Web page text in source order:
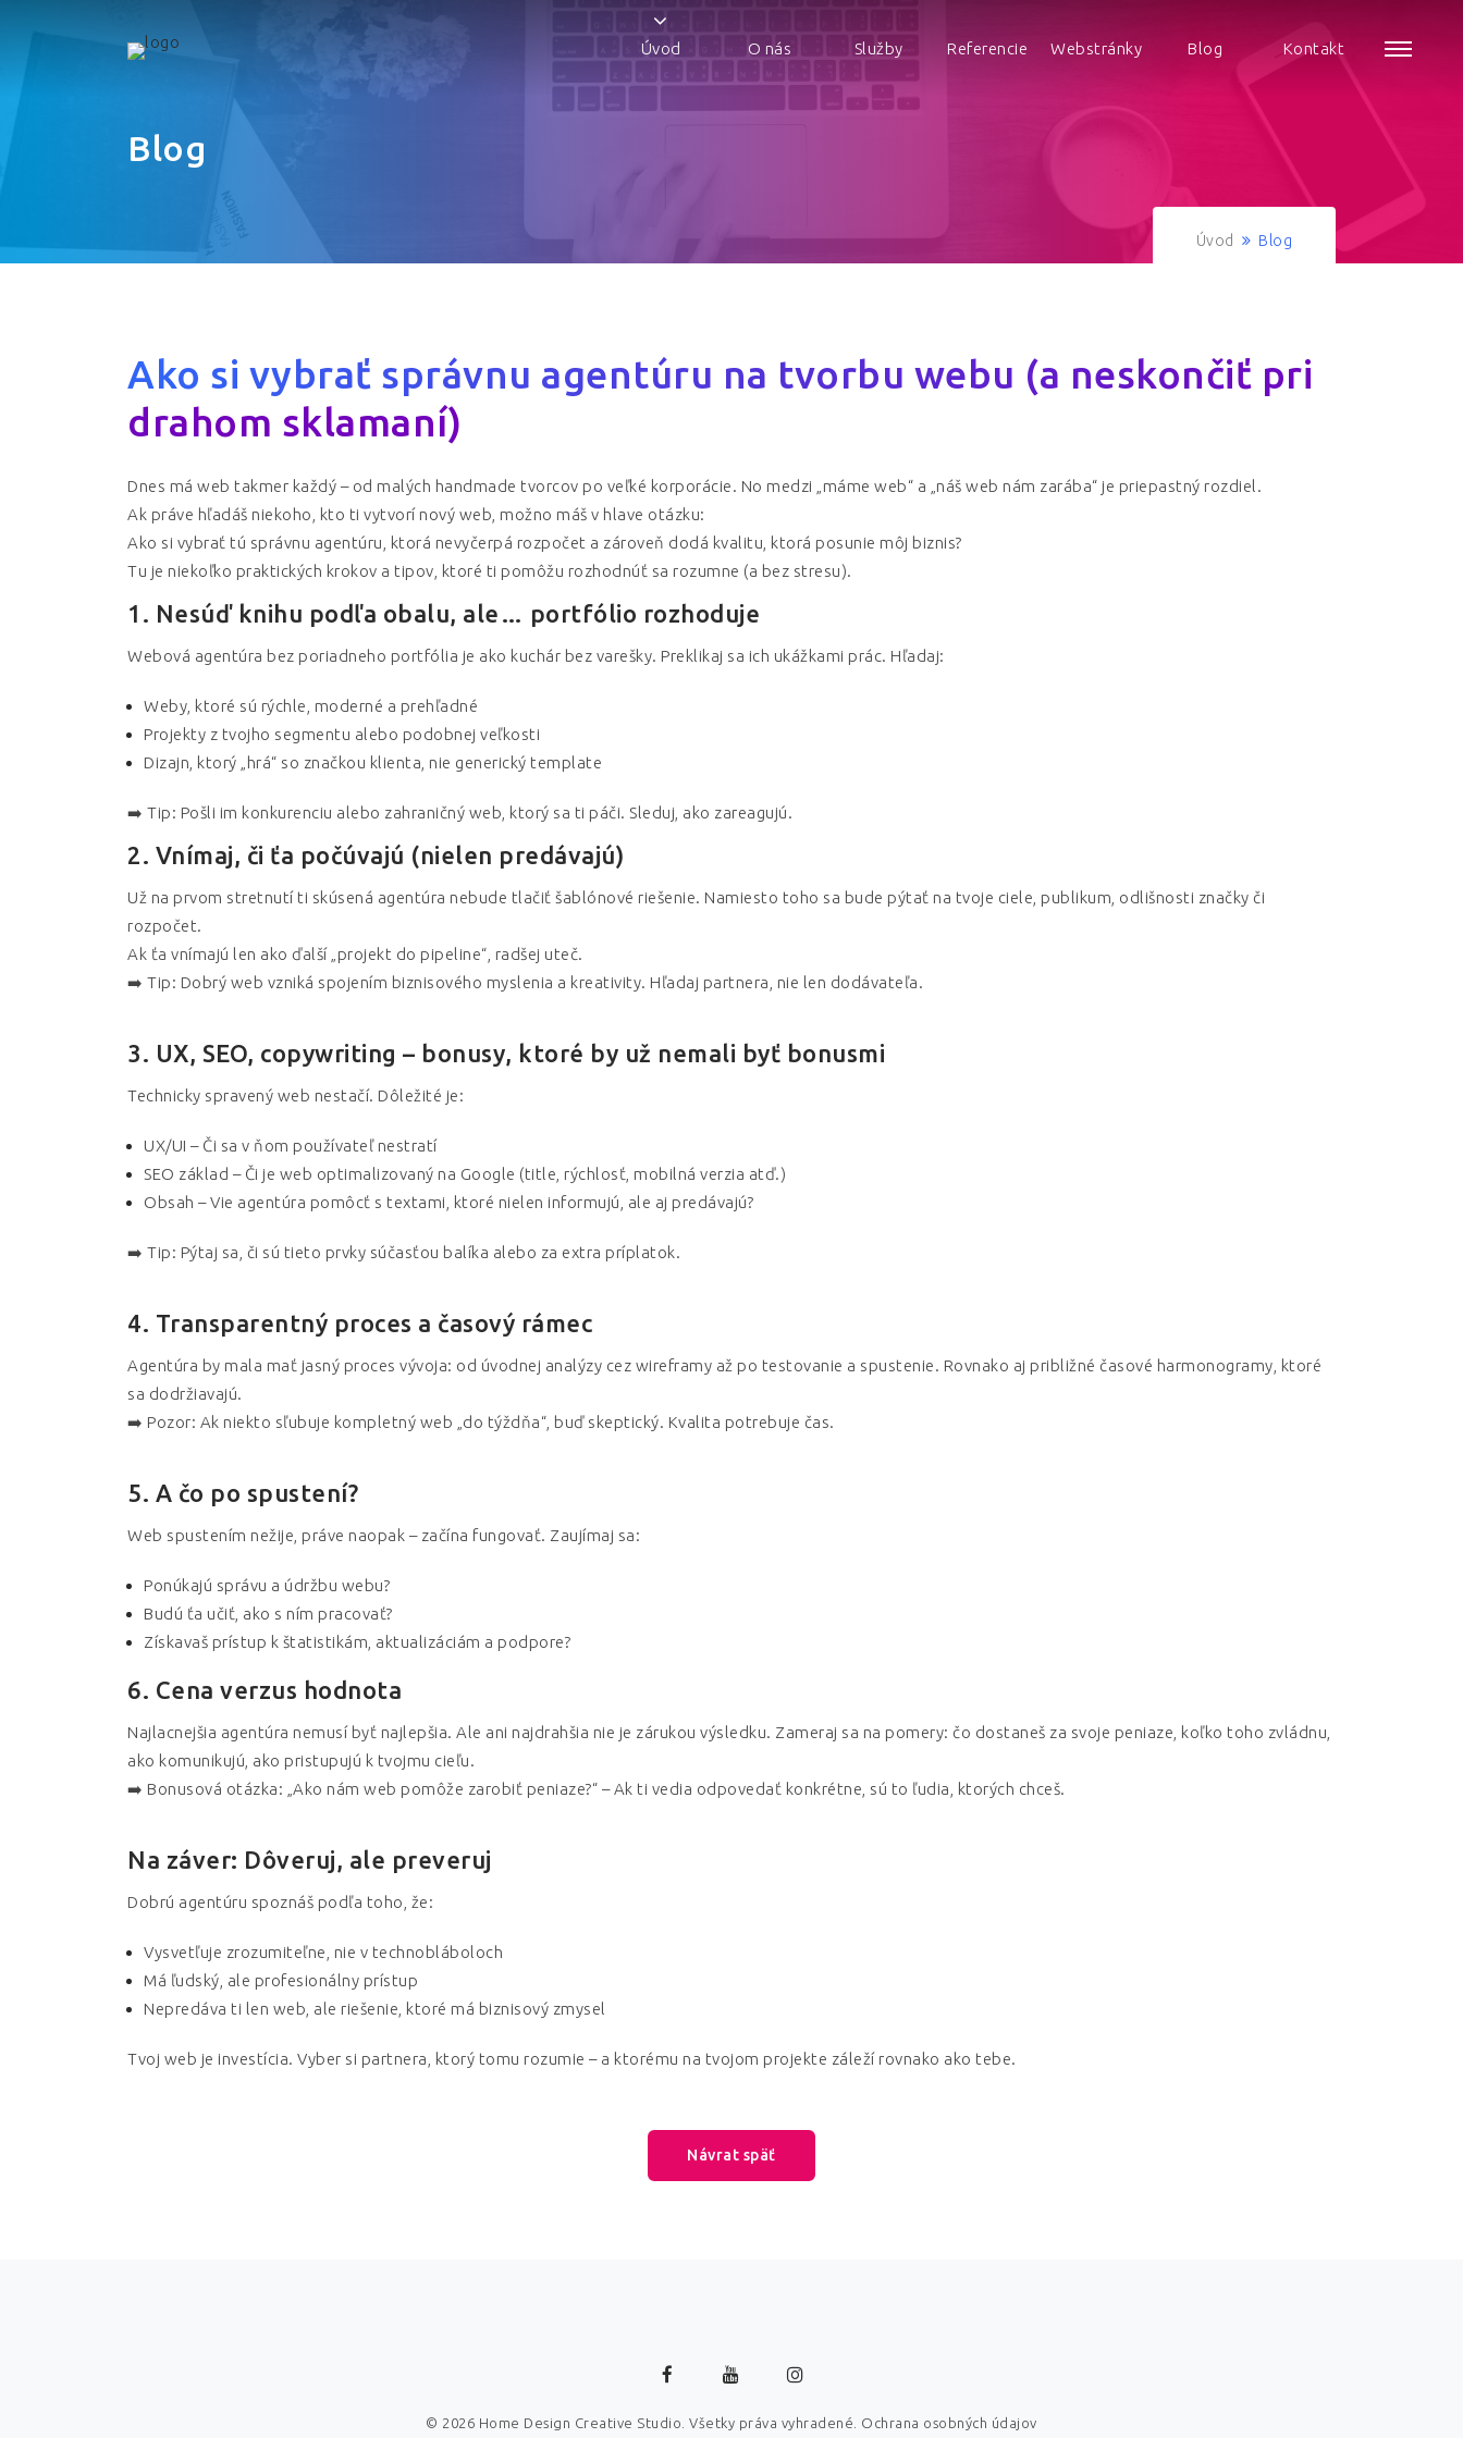
Úvod O nás Služby Referencie Webstránky Blog Kontakt
Blog
Úvod Blog
Ako si vybrať správnu agentúru na tvorbu webu (a neskončiť pri
drahom sklamaní)
Dnes má web takmer každý – od malých handmade tvorcov po veľké korporácie. No medzi „máme web“ a „náš web nám zarába“ je priepastný rozdiel.
Ak práve hľadáš niekoho, kto ti vytvorí nový web, možno máš v hlave otázku:
Ako si vybrať tú správnu agentúru, ktorá nevyčerpá rozpočet a zároveň dodá kvalitu, ktorá posunie môj biznis?
Tu je niekoľko praktických krokov a tipov, ktoré ti pomôžu rozhodnúť sa rozumne (a bez stresu).
1. Nesúď knihu podľa obalu, ale… portfólio rozhoduje
Webová agentúra bez poriadneho portfólia je ako kuchár bez varešky. Preklikaj sa ich ukážkami prác. Hľadaj:
Weby, ktoré sú rýchle, moderné a prehľadné
Projekty z tvojho segmentu alebo podobnej veľkosti
Dizajn, ktorý „hrá“ so značkou klienta, nie generický template
➡️ Tip: Pošli im konkurenciu alebo zahraničný web, ktorý sa ti páči. Sleduj, ako zareagujú.
2. Vnímaj, či ťa počúvajú (nielen predávajú)
Už na prvom stretnutí ti skúsená agentúra nebude tlačiť šablónové riešenie. Namiesto toho sa bude pýtať na tvoje ciele, publikum, odlišnosti značky či
rozpočet.
Ak ťa vnímajú len ako ďalší „projekt do pipeline“, radšej uteč.
➡️ Tip: Dobrý web vzniká spojením biznisového myslenia a kreativity. Hľadaj partnera, nie len dodávateľa.
3. UX, SEO, copywriting – bonusy, ktoré by už nemali byť bonusmi
Technicky spravený web nestačí. Dôležité je:
UX/UI – Či sa v ňom používateľ nestratí
SEO základ – Či je web optimalizovaný na Google (title, rýchlosť, mobilná verzia atď.)
Obsah – Vie agentúra pomôcť s textami, ktoré nielen informujú, ale aj predávajú?
➡️ Tip: Pýtaj sa, či sú tieto prvky súčasťou balíka alebo za extra príplatok.
4. Transparentný proces a časový rámec
Agentúra by mala mať jasný proces vývoja: od úvodnej analýzy cez wireframy až po testovanie a spustenie. Rovnako aj približné časové harmonogramy, ktoré
sa dodržiavajú.
➡️ Pozor: Ak niekto sľubuje kompletný web „do týždňa“, buď skeptický. Kvalita potrebuje čas.
5. A čo po spustení?
Web spustením nežije, práve naopak – začína fungovať. Zaujímaj sa:
Ponúkajú správu a údržbu webu?
Budú ťa učiť, ako s ním pracovať?
Získavaš prístup k štatistikám, aktualizáciám a podpore?
6. Cena verzus hodnota
Najlacnejšia agentúra nemusí byť najlepšia. Ale ani najdrahšia nie je zárukou výsledku. Zameraj sa na pomery: čo dostaneš za svoje peniaze, koľko toho zvládnu,
ako komunikujú, ako pristupujú k tvojmu cieľu.
➡️ Bonusová otázka: „Ako nám web pomôže zarobiť peniaze?“ – Ak ti vedia odpovedať konkrétne, sú to ľudia, ktorých chceš.
Na záver: Dôveruj, ale preveruj
Dobrú agentúru spoznáš podľa toho, že:
Vysvetľuje zrozumiteľne, nie v technobláboloch
Má ľudský, ale profesionálny prístup
Nepredáva ti len web, ale riešenie, ktoré má biznisový zmysel
Tvoj web je investícia. Vyber si partnera, ktorý tomu rozumie – a ktorému na tvojom projekte záleží rovnako ako tebe.
Návrat späť
© 2026 Home Design Creative Studio. Všetky práva vyhradené. Ochrana osobných údajov